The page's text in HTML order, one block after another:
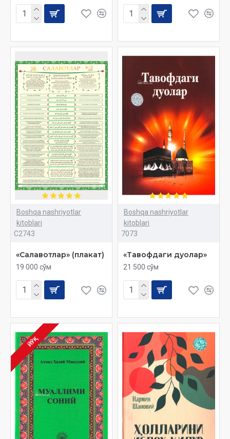
Boshqa nashriyotlar
kitoblari
C2743
«Салавотлар» (плакат)
19 000 сўм
Boshqa nashriyotlar
kitoblari
7073
«Тавофдаги дуолар»
21 500 сўм
ЙЎҚ